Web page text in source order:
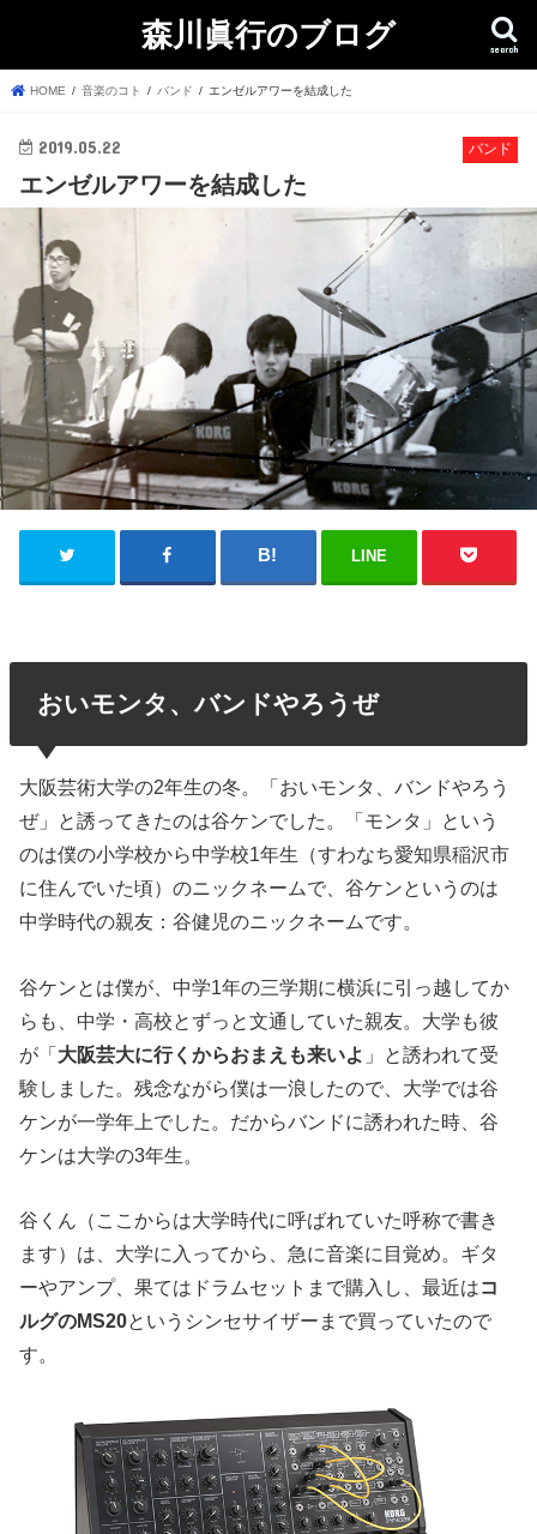
森川眞行のブログ search
HOME 音楽のコト バンド エンゼルアワーを結成した
バンド
2019.05.22
エンゼルアワーを結成した
LINE
おいモンタ、バンドやろうぜ
大阪芸術大学の2年生の冬。「おいモンタ、バンドやろう
ぜ」と誘ってきたのは谷ケンでした。「モンタ」という
のは僕の小学校から中学校1年生（すわなち愛知県稲沢市
に住んでいた頃）のニックネームで、谷ケンというのは
中学時代の親友：谷健児のニックネームです。
谷ケンとは僕が、中学1年の三学期に横浜に引っ越してか
らも、中学・高校とずっと文通していた親友。大学も彼
が「大阪芸大に行くからおまえも来いよ 」と誘われて受
験しました。残念ながら僕は一浪したので、大学では谷
ケンが一学年上でした。だからバンドに誘われた時、谷
ケンは大学の3年生。
谷くん（ここからは大学時代に呼ばれていた呼称で書き
ます）は、大学に入ってから、急に音楽に目覚め。ギタ
ーやアンプ、果てはドラムセットまで購入し、最近はコ
ルグのMS20というシンセサイザーまで買っていたので
す。